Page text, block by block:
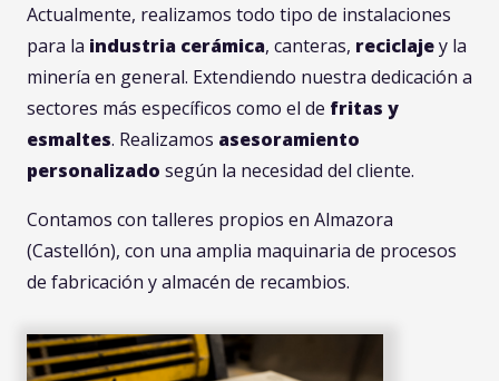
Actualmente, realizamos todo tipo de instalaciones
para la industria cerámica, canteras, reciclajey la
minería en general. Extendiendo nuestra dedicación a
sectores más específicos como el de fritas y
esmaltes. Realizamos asesoramiento
personalizado según la necesidad del cliente.
Contamos con talleres propios en Almazora
(Castellón), con una amplia maquinaria de procesos
de fabricación y almacén de recambios.